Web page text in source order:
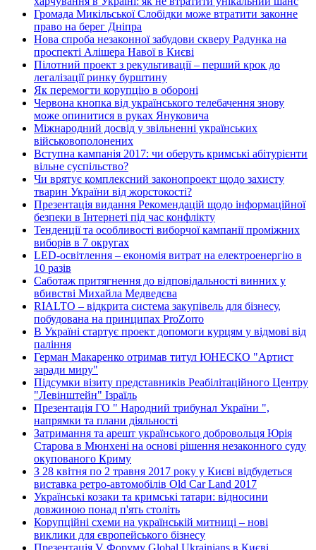
Громада Микільської Слобідки може втратити законне
право на берег Дніпра
Нова спроба незаконної забудови скверу Радунка на
проспекті Алішера Навої в Києві
Пілотний проект з рекультивації – перший крок до
легалізації ринку бурштину
Як перемогти корупцію в обороні
Червона кнопка від українського телебачення знову
може опинитися в руках Януковича
Міжнародний досвід у звільненні українських
військовополонених
Вступна кампанія 2017: чи оберуть кримські абітурієнти
вільне суспільство?
Чи врятує комплексний законопроект щодо захисту
тварин України від жорстокості?
Презентація видання Рекомендацій щодо інформаційної
безпеки в Інтернеті під час конфлікту
Тенденції та особливості виборчої кампанії проміжних
виборів в 7 округах
LED-освітлення – економія витрат на електроенергію в
10 разів
Саботаж притягнення до відповідальності винних у
вбивстві Михайла Медведєва
RIALTO – відкрита система закупівель для бізнесу,
побудована на принципах ProZorro
В Україні стартує проект допомоги курцям у відмові від
паління
Герман Макаренко отримав титул ЮНЕСКО "Артист
заради миру"
Підсумки візиту представників Реабілітаційного Центру
"Левінштейн" Ізраїль
Презентація ГО " Народний трибунал України ",
напрямки та плани діяльності
Затримання та арешт українського добровольця Юрія
Старова в Мюнхені на основі рішення незаконного суду
окупованого Криму
З 28 квітня по 2 травня 2017 року у Києві відбудеться
виставка ретро-автомобілів Old Car Land 2017
Українські козаки та кримські татари: відносини
довжиною понад п'ять століть
Корупційні схеми на українській митниці – нові
виклики для європейського бізнесу
Презентація V Форуму Global Ukrainians в Києві